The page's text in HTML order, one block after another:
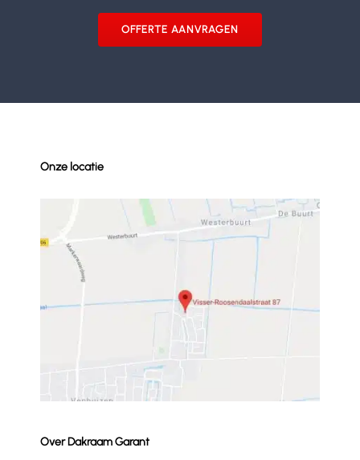
OFFERTE AANVRAGEN
Onze locatie
Over Dakraam Garant